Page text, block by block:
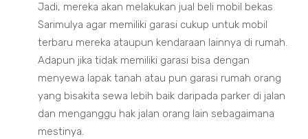
Jadi, mereka akan melakukan jual beli mobil bekas
Sarimulya agar memiliki garasi cukup untuk mobil
terbaru mereka ataupun kendaraan lainnya di rumah.
Adapun jika tidak memiliki garasi bisa dengan
menyewa lapak tanah atau pun garasi rumah orang
yang bisakita sewa lebih baik daripada parker di jalan
dan menganggu hak jalan orang lain sebagaimana
mestinya.